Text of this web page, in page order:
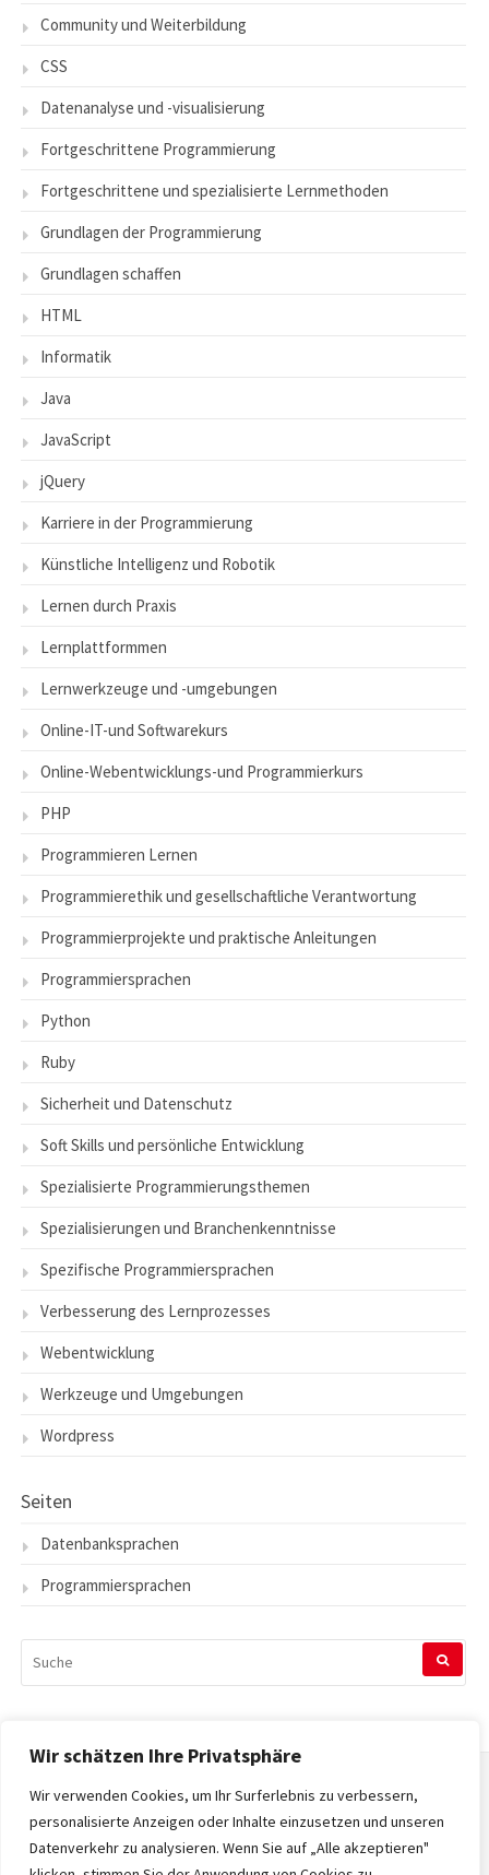
Wir schätzen Ihre Privatsphäre
Wir verwenden Cookies, um Ihr Surferlebnis zu verbessern,
personalisierte Anzeigen oder Inhalte einzusetzen und unseren
Datenverkehr zu analysieren. Wenn Sie auf „Alle akzeptieren"
Community und Weiterbildung
CSS
Datenanalyse und -visualisierung
Fortgeschrittene Programmierung
Fortgeschrittene und spezialisierte Lernmethoden
Grundlagen der Programmierung
Grundlagen schaffen
HTML
Informatik
Java
JavaScript
jQuery
Karriere in der Programmierung
Künstliche Intelligenz und Robotik
Lernen durch Praxis
Lernplattformmen
Lernwerkzeuge und -umgebungen
Online-IT-und Softwarekurs
Online-Webentwicklungs-und Programmierkurs
PHP
Programmieren Lernen
Programmierethik und gesellschaftliche Verantwortung
Programmierprojekte und praktische Anleitungen
Programmiersprachen
Python
Ruby
Sicherheit und Datenschutz
Soft Skills und persönliche Entwicklung
Spezialisierte Programmierungsthemen
Spezialisierungen und Branchenkenntnisse
Spezifische Programmiersprachen
Verbesserung des Lernprozesses
Webentwicklung
Werkzeuge und Umgebungen
Wordpress
Seiten
Datenbanksprachen
Programmiersprachen
NACH:
Startseite
Datenschutzerklärung